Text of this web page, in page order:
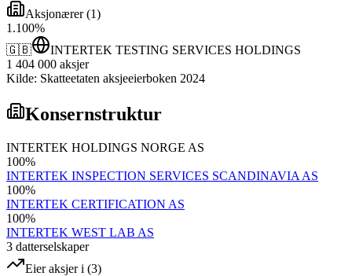
Aksjonærer(1)
1 .100%
🇬🇧
INTERTEK TESTING SERVICES HOLDINGS
1 404 000 aksjer
Kilde: Skatteetaten aksjeeierboken 2024
Konsernstruktur
INTERTEK HOLDINGS NORGE AS
100%
INTERTEK INSPECTION SERVICES SCANDINAVIA AS
100%
INTERTEK CERTIFICATION AS
100%
INTERTEK WEST LAB AS
3 datterselskaper
Eier aksjer i (3)